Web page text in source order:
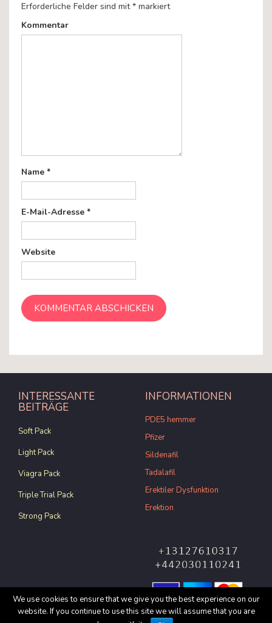
Erforderliche Felder sind mit* markiert
Kommentar
Name *
E-Mail-Adresse *
Website
INTERESSANTE
BEITRÄGE
Soft Pack
Light Pack
Viagra Pack
Triple Trial Pack
Strong Pack
INFORMATIONEN
PDE5 hemmer
Pfizer
Sildenafil
Tadalafil
Erektiler Dysfunktion
Erektion
We use cookies to ensure that we give you the best experience on our
website. If you continue to use this site we will assume that you are